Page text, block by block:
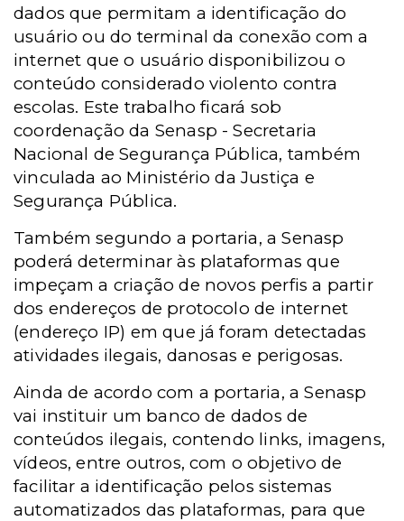
dados que permitam a identificação do
usuário ou do terminal da conexão com a
internet que o usuário disponibilizou o
conteúdo considerado violento contra
escolas. Este trabalho ficará sob
coordenação da Senasp - Secretaria
Nacional de Segurança Pública, também
vinculada ao Ministério da Justiça e
Segurança Pública.
Também segundo a portaria, a Senasp
poderá determinar às plataformas que
impeçam a criação de novos perfis a partir
dos endereços de protocolo de internet
(endereço IP) em que já foram detectadas
atividades ilegais, danosas e perigosas.
Ainda de acordo com a portaria, a Senasp
vai instituir um banco de dados de
conteúdos ilegais, contendo links, imagens,
vídeos, entre outros, com o objetivo de
facilitar a identificação pelos sistemas
automatizados das plataformas, para que